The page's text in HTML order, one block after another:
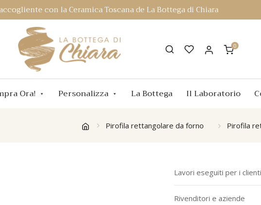
con la Ceramica Toscana de La Bottega di Chiara
0
Ora! Personalizza La Bottega Il Laboratorio
Pirofila rettangolare da forno Pirofila
Lavori eseguiti per i clienti
Rivenditori e aziende